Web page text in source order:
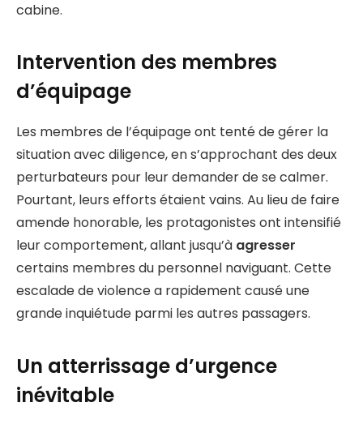
cabine.
Intervention des membres
d’équipage
Les membres de l’équipage ont tenté de gérer la
situation avec diligence, en s’approchant des deux
perturbateurs pour leur demander de se calmer.
Pourtant, leurs efforts étaient vains. Au lieu de faire
amende honorable, les protagonistes ont intensifié
leur comportement, allant jusqu’à agresser
certains membres du personnel naviguant. Cette
escalade de violence a rapidement causé une
grande inquiétude parmi les autres passagers.
Un atterrissage d’urgence
inévitable